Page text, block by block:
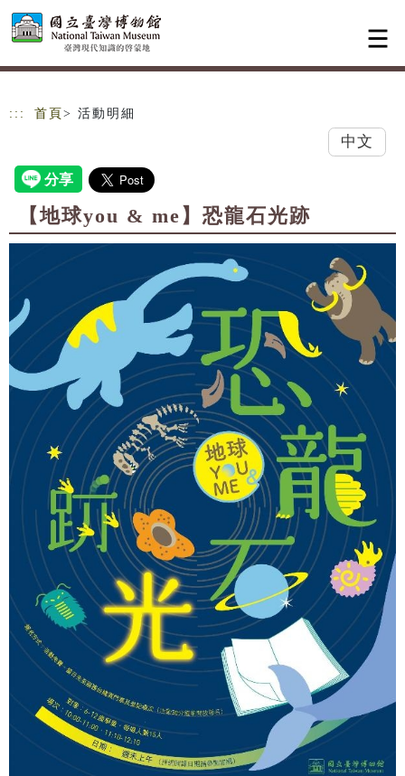
跳到主要內容
網站導覽
::: 首頁 > 活動明細
中文
【地球you & me】恐龍石光跡